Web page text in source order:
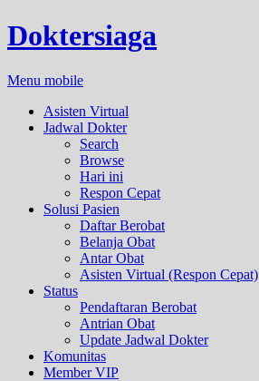
Doktersiaga
Menu mobile
Asisten Virtual
Jadwal Dokter
Search
Browse
Hari ini
Respon Cepat
Solusi Pasien
Daftar Berobat
Belanja Obat
Antar Obat
Asisten Virtual (Respon Cepat)
Status
Pendaftaran Berobat
Antrian Obat
Update Jadwal Dokter
Komunitas
Member VIP